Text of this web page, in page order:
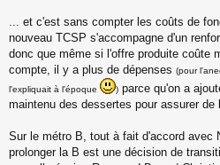
... et c'est sans compter les coûts de
nouveau TCSP s'accompagne d'un
donc que même si l'offre produite coûte
compte, il y a plus de dépenses (pour
l'expliquait à l'époque
) parce qu'on a
maintenu des dessertes pour assurer
Sur le métro B, tout à fait d'accord avec
prolonger la B est une décision de